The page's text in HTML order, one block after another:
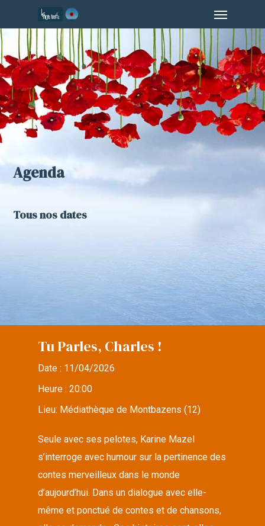
to
main
content
Agenda
Tous nos dates
Tu Parles, Charles !
Date : 11/04/2026
Heure :20:00
Lieu: Médiathèque de Montbazens (12)
Seule avec ses pelotes, Karine Mazel
s’interroge avec humour sur la pertinence des
contes merveilleux dans le monde
d’aujourd’hui. Dans un dialogue avec elle-
même et ponctué de contes et de chansons,